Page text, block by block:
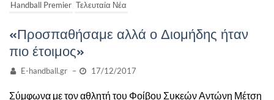
Handball Premier Τελευταία Νέα
«Προσπαθήσαμε αλλά ο Διομήδης ήταν
πιο έτοιμος»
E-handball.gr – 17/12/2017
Σύμφωνα με τον αθλητή του Φοίβου Συκεών Αντώνη Μέτση